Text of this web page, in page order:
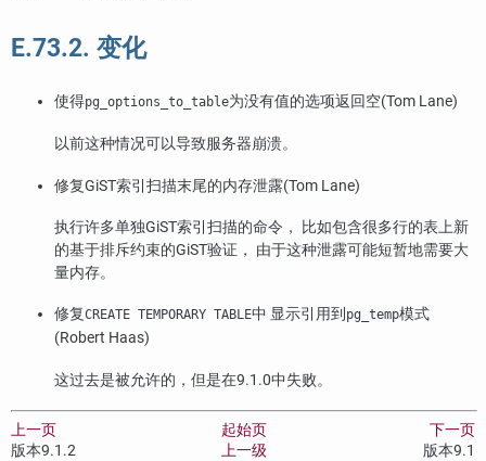
E.73.2. 变化
使得pg_options_to_table为没有值的选项返回空(Tom Lane)
以前这种情况可以导致服务器崩溃。
修复GiST索引扫描末尾的内存泄露(Tom Lane)
执行许多单独GiST索引扫描的命令， 比如包含很多行的表上新
的基于排斥约束的GiST验证， 由于这种泄露可能短暂地需要大
量内存。
修复CREATE TEMPORARY TABLE中 显示引用到 pg_temp模式
(Robert Haas)
这过去是被允许的，但是在9.1.0中失败。
上一页 起始页
下一页
版本9.1.2
上一级 版本9.1